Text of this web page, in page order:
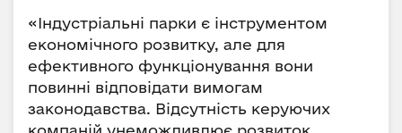
«Індустріальні парки є інструментом
економічного розвитку, але для
ефективного функціонування вони
повинні відповідати вимогам
законодавства. Відсутність керуючих